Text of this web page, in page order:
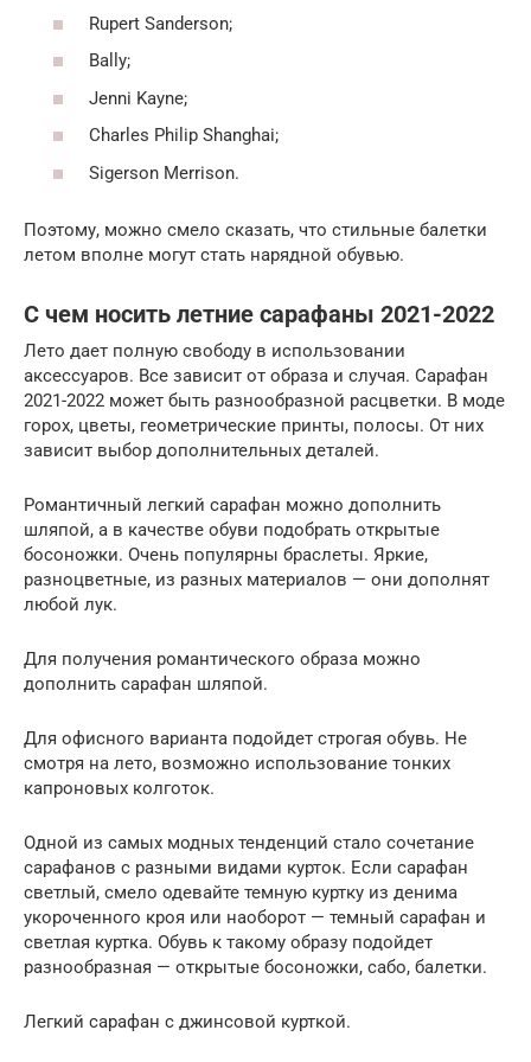
Rupert Sanderson;
Bally;
Jenni Kayne;
Charles Philip Shanghai;
Sigerson Merrison.
Поэтому, можно смело сказать, что стильные балетки
летом вполне могут стать нарядной обувью.
С чем носить летние сарафаны 2021-2022
Лето дает полную свободу в использовании
аксессуаров. Все зависит от образа и случая. Сарафан
2021-2022 может быть разнообразной расцветки. В моде
горох, цветы, геометрические принты, полосы. От них
зависит выбор дополнительных деталей.
Романтичный легкий сарафан можно дополнить
шляпой, а в качестве обуви подобрать открытые
босоножки. Очень популярны браслеты. Яркие,
разноцветные, из разных материалов — они дополнят
любой лук.
Для получения романтического образа можно
дополнить сарафан шляпой.
Для офисного варианта подойдет строгая обувь. Не
смотря на лето, возможно использование тонких
капроновых колготок.
Одной из самых модных тенденций стало сочетание
сарафанов с разными видами курток. Если сарафан
светлый, смело одевайте темную куртку из денима
укороченного кроя или наоборот — темный сарафан и
светлая куртка. Обувь к такому образу подойдет
разнообразная — открытые босоножки, сабо, балетки.
Легкий сарафан с джинсовой курткой.